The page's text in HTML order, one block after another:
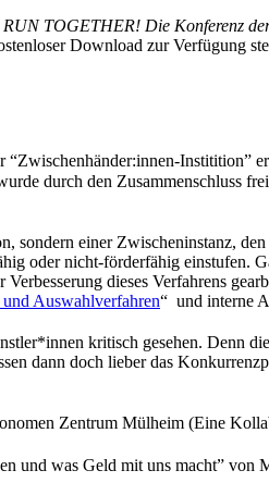
TOGETHER! Die Konferenz
Download zur Verfügung
durch den
sondern einer Zwischeninstanz,
oder nicht-förderfähig
dieses Verfahrens
Auswahlverfahren“ und interne
kritisch gesehen. Denn
dann doch lieber das
Zentrum Mülheim (Eine
und was Geld mit uns macht” von